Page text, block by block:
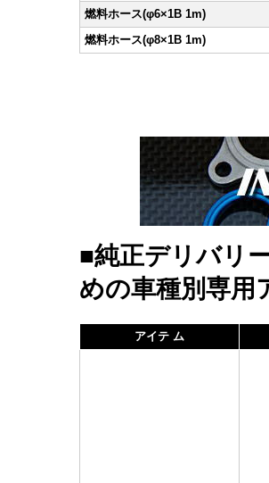
燃料ホース(φ6×1B 1m)
燃料ホース(φ8×1B 1m)
■純正デリバリ
めの車種別専用
アイテ ム